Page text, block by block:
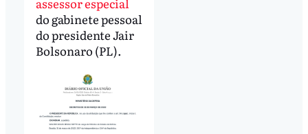
do gabinete pessoal
do presidente Jair
Bolsonaro (PL).